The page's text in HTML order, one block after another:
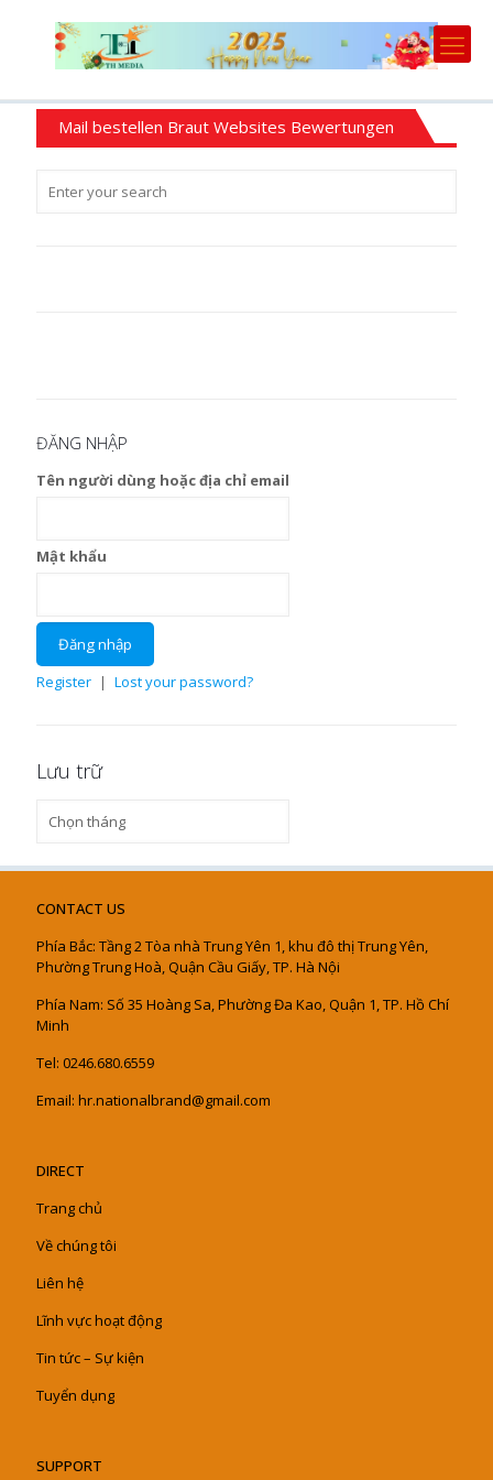
Mail bestellen Braut Websites Bewertungen
ĐĂNG NHẬP
Tên người dùng hoặc địa chỉ email
Mật khẩu
Register | Lost your password?
Lưu trữ
trữ
CONTACT US
Phía Bắc: Tầng 2 Tòa nhà Trung Yên 1, khu đô thị Trung Yên,
Phường Trung Hoà, Quận Cầu Giấy, TP. Hà Nội
Phía Nam: Số 35 Hoàng Sa, Phường Đa Kao, Quận 1, TP. Hồ Chí
Minh
Tel: 0246.680.6559
Email: hr.nationalbrand@gmail.com
DIRECT
Trang chủ
Về chúng tôi
Liên hệ
Lĩnh vực hoạt động
Tin tức – Sự kiện
Tuyển dụng
SUPPORT